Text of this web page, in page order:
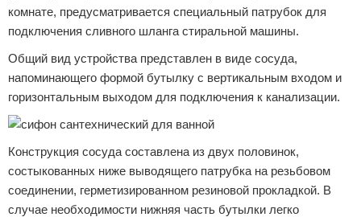
комнате, предусматривается специальный патрубок для
подключения сливного шланга стиральной машины.
Общий вид устройства представлен в виде сосуда,
напоминающего формой бутылку с вертикальным входом и
горизонтальным выходом для подключения к канализации.
Конструкция сосуда составлена из двух половинок,
состыкованных ниже выводящего патрубка на резьбовом
соединении, герметизированном резиновой прокладкой. В
случае необходимости нижняя часть бутылки легко